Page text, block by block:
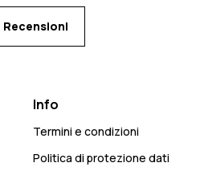
Recensioni
Info
Termini e condizioni
Politica di protezione dati